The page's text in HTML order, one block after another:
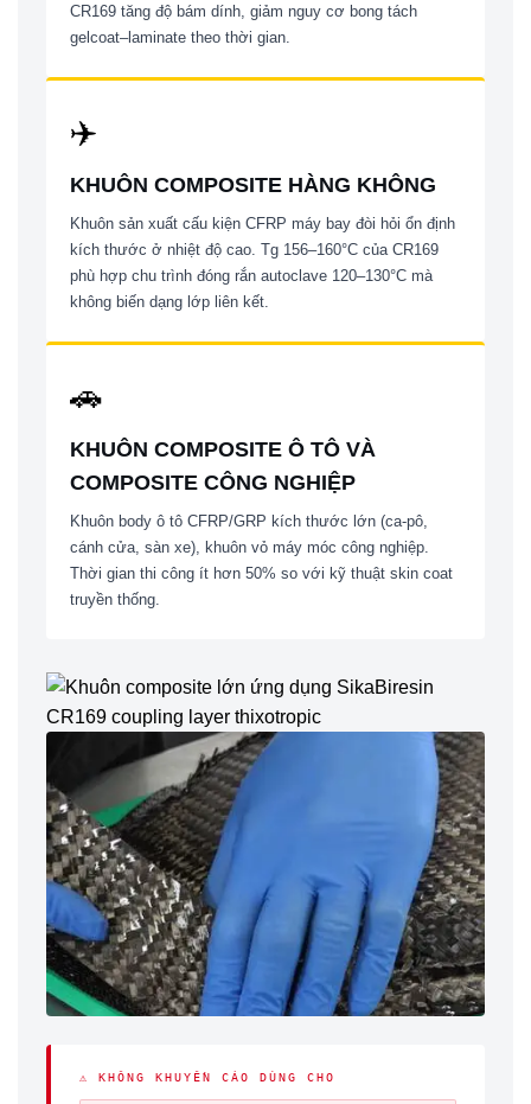
CR169 tăng độ bám dính, giảm nguy cơ bong tách
gelcoat–laminate theo thời gian.
✈️
KHUÔN COMPOSITE HÀNG KHÔNG
Khuôn sản xuất cấu kiện CFRP máy bay đòi hỏi ổn định
kích thước ở nhiệt độ cao. Tg 156–160°C của CR169
phù hợp chu trình đóng rắn autoclave 120–130°C mà
không biến dạng lớp liên kết.
🚗
KHUÔN COMPOSITE Ô TÔ VÀ
COMPOSITE CÔNG NGHIỆP
Khuôn body ô tô CFRP/GRP kích thước lớn (ca-pô,
cánh cửa, sàn xe), khuôn vỏ máy móc công nghiệp.
Thời gian thi công ít hơn 50% so với kỹ thuật skin coat
truyền thống.
⚠ KHÔNG KHUYẾN CÁO DÙNG CHO